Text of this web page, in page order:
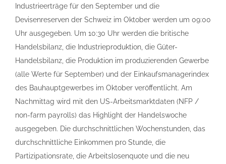
Industrieerträge für den September und die
Devisenreserven der Schweiz im Oktober werden um 09:00
Uhr ausgegeben. Um 10:30 Uhr werden die britische
Handelsbilanz, die Industrieproduktion, die Güter-
Handelsbilanz, die Produktion im produzierenden Gewerbe
(alle Werte für September) und der Einkaufsmanagerindex
des Bauhauptgewerbes im Oktober veröffentlicht. Am
Nachmittag wird mit den US-Arbeitsmarktdaten (NFP /
non-farm payrolls) das Highlight der Handelswoche
ausgegeben. Die durchschnittlichen Wochenstunden, das
durchschnittliche Einkommen pro Stunde, die
Partizipationsrate, die Arbeitslosenquote und die neu